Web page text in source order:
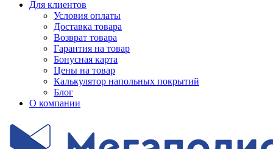
Для клиентов
Условия оплаты
Доставка товара
Возврат товара
Гарантия на товар
Бонусная карта
Цены на товар
Калькулятор напольных покрытий
Блог
О компании